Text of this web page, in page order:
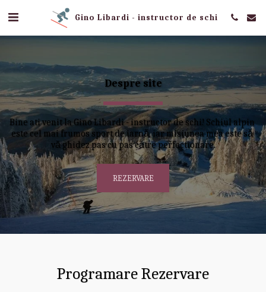
Gino Libardi - instructor de schi
Despre site
Bine ati venit la Gino Libardi - instructor de schi! Schiul alpin
este cel mai frumos sport de iarnă, iar misiunea mea este să
vă ghidez pas cu pas către perfectionare.
REZERVARE
Programare Rezervare